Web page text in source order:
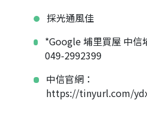
採光通風佳
*Google 埔里買屋 中信
049-2992399
中信官網：
https://tinyurl.com/